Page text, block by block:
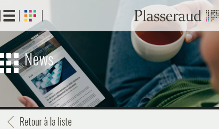
au
contenu
principal
News
Retour à la liste